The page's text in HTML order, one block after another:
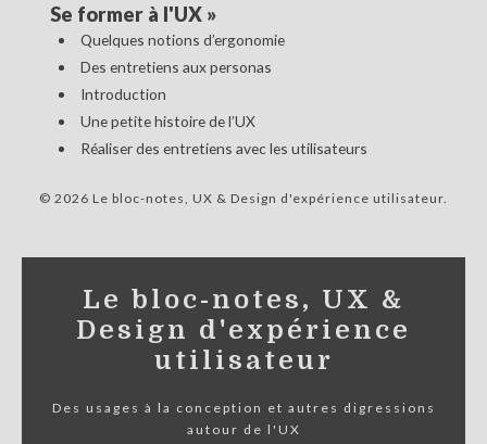
Se former à l'UX»
Quelques notions d’ergonomie
Des entretiens aux personas
Introduction
Une petite histoire de l’UX
Réaliser des entretiens avec les utilisateurs
© 2026 Le bloc-notes, UX & Design d'expérience utilisateur
Le bloc-notes, UX &
Design d'expérience
utilisateur
Des usages à la conception et autres digressions
autour de l'UX